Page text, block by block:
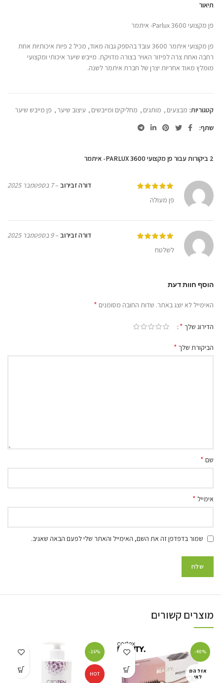
תיאור
פן מקצועי Parlux 3600- איתמר
פן מקצועי איתמר 3600 עובד בהספק גבוה מאוד, מכיל 2 פיות איכותיות אחת
רחבה ואחת צרה לפיזור האויר בצורה מדויקת. מייבש שיער איכותי ומקצועי
מומלץ מאוד אחריות יצרן של חברת איתמר לשנה.
קטגוריות: מבצעים , מותגים , מחליקים ומייבשים , עיצוב שיער , פן מייבש שיער
שתף
2 ביקורות עבור פן מקצועי PARLUX 3600- איתמר
דורה זבירוב –7 בספטמבר 2025
פן מעולה
דורה זבירוב –9 בספטמבר 2025
לשלטח
הוסף חוות דעת
האימייל לא יוצג באתר. שדות החובה מסומנים *
הדירוג שלך *
הביקורת שלך *
שם *
אימייל *
שמור בדפדפן זה את השם, האימייל והאתר שלי לפעם הבאה שאגיב.
מוצרים קשורים
-40%
אזל המ
לאי
-16%
HOT